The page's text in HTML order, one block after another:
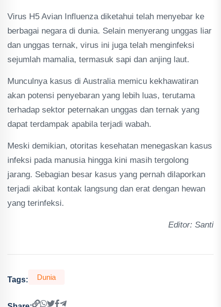
Virus H5 Avian Influenza diketahui telah menyebar ke
berbagai negara di dunia. Selain menyerang unggas liar
dan unggas ternak, virus ini juga telah menginfeksi
sejumlah mamalia, termasuk sapi dan anjing laut.
Munculnya kasus di Australia memicu kekhawatiran
akan potensi penyebaran yang lebih luas, terutama
terhadap sektor peternakan unggas dan ternak yang
dapat terdampak apabila terjadi wabah.
Meski demikian, otoritas kesehatan menegaskan kasus
infeksi pada manusia hingga kini masih tergolong
jarang. Sebagian besar kasus yang pernah dilaporkan
terjadi akibat kontak langsung dan erat dengan hewan
yang terinfeksi.
Editor: Santi
Tags: Dunia